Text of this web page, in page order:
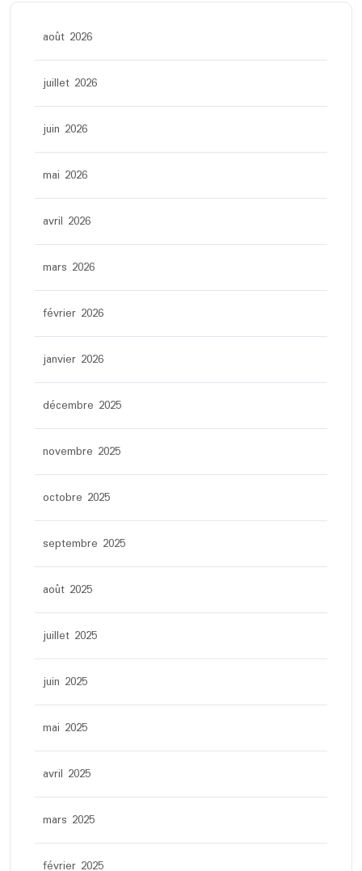
août 2026
juillet 2026
juin 2026
mai 2026
avril 2026
mars 2026
février 2026
janvier 2026
décembre 2025
novembre 2025
octobre 2025
septembre 2025
août 2025
juillet 2025
juin 2025
mai 2025
avril 2025
mars 2025
février 2025